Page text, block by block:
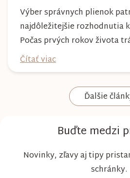
Výber správnych plienok
najdôležitejšie rozhodnutia
Počas prvých rokov života
plienke väčšinu dňa, preto
nielen spoľahlivú ochranu,
komfort a šetrnosť k citlivej
Kim & Kimmy boli vyvinuté s
Čítať viac
Ďalšie
Buďte medzi
Novinky, zľavy aj tipy
schránky.